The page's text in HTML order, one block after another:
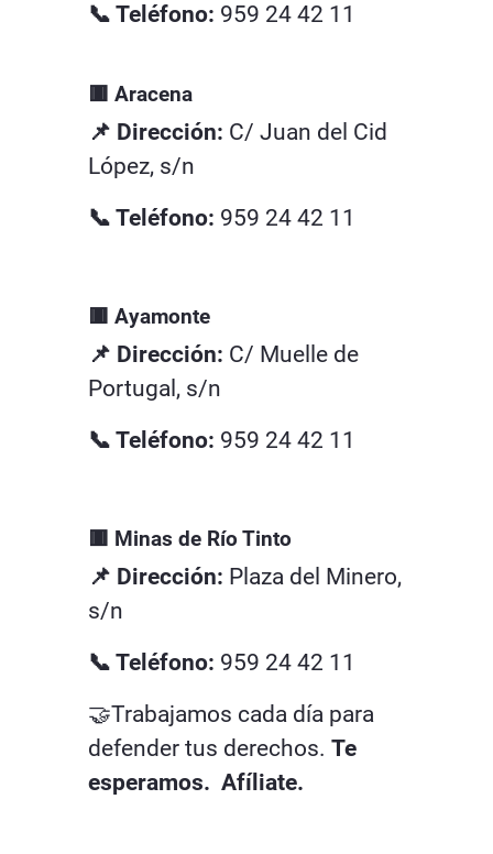
📞 Teléfono: 959 24 42 11
🟥 Aracena
📌 Dirección: C/ Juan del Cid
López, s/n
📞 Teléfono: 959 24 42 11
🟥 Ayamonte
📌 Dirección: C/ Muelle de
Portugal, s/n
📞 Teléfono: 959 24 42 11
🟥 Minas de Río Tinto
📌 Dirección: Plaza del Minero,
s/n
📞 Teléfono: 959 24 42 11
🤝Trabajamos cada día para
defender tus derechos. Te
esperamos. Afíliate.